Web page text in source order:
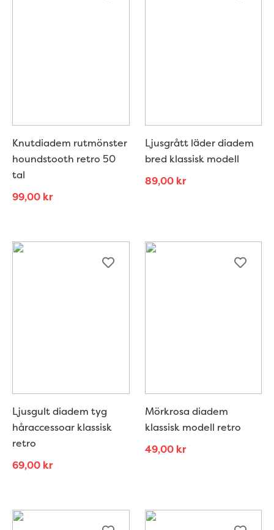
Knutdiadem rutmönster
houndstooth retro 50
tal
99,00 kr
Ljusgrått läder diadem
bred klassisk modell
89,00 kr
Ljusgult diadem tyg
håraccessoar klassisk
retro
69,00 kr
Mörkrosa diadem
klassisk modell retro
49,00 kr